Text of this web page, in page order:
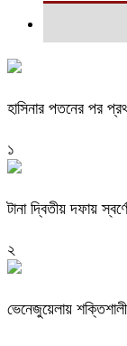
হাসিনার পতনের পর
১
টানা দ্বিতীয় দফায়
২
ভেনেজুয়েলায়